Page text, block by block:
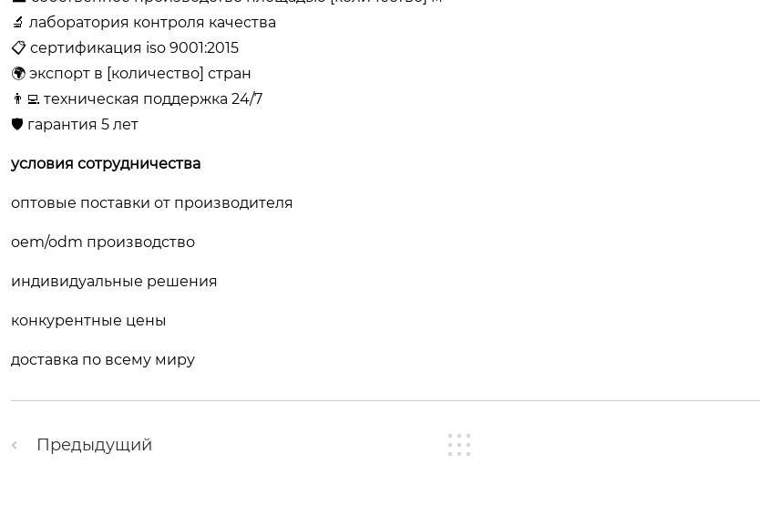
🔬 лаборатория контроля качества
📋 сертификация iso 9001:2015
🌍 экспорт в [количество] стран
👨‍💻 техническая поддержка 24/7
🛡️ гарантия 5 лет
условия сотрудничества
оптовые поставки от производителя
oem/odm производство
индивидуальные решения
конкурентные цены
доставка по всему миру
Предыдущий